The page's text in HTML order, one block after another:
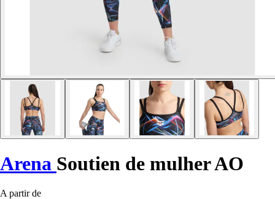
Arena Soutien de mulher AO
A partir de